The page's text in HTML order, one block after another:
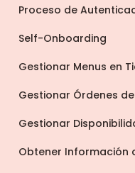
Proceso de
Self-Onboarding
Gestionar Menus en
Gestionar Órdenes
Gestionar
Obtener Información